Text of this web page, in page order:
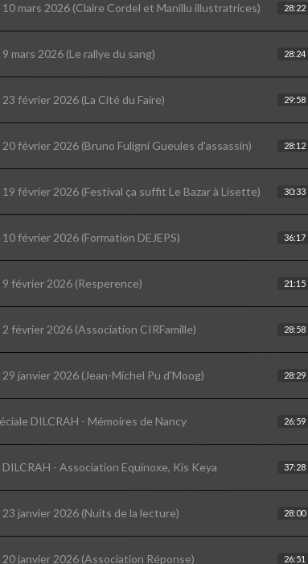
10 mars 2026 (Claire Cordel et Manillu illustratrices) 28:22
mars 2026 (Le rallye du sang) 28:24
23 février 2026 (La Cité du Faire) 29:58
20 février 2026 (Bruno Fuligni Gueules d'assassin) 28:12
19 février 2026 (Festival ça suffit Le Bazar à Lisette) 30:33
février 2026 (Formation DEJEPS) 36:17
9 février 2026 (Resperence) 21:15
2 février 2026 (Association CIRFamille) 28:58
29 janvier 2026 (Jean-Michel Pu d'Moog) 28:29
DILCRAH - Mémoires de Nancy 26:59
- Association Equinoxe, Kis Keya 37:28
23 janvier 2026 (Nuits de la lecture) 28:00
20 janvier 2026 (Association Réponse) 26:51